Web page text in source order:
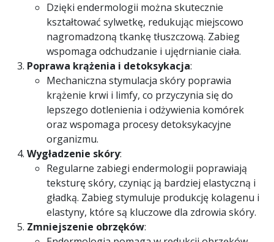
Dzięki endermologii można skutecznie
kształtować sylwetkę, redukując miejscowo
nagromadzoną tkankę tłuszczową. Zabieg
wspomaga odchudzanie i ujędrnianie ciała.
Poprawa krążenia i detoksykacja:
Mechaniczna stymulacja skóry poprawia
krążenie krwi i limfy, co przyczynia się do
lepszego dotlenienia i odżywienia komórek
oraz wspomaga procesy detoksykacyjne
organizmu.
Wygładzenie skóry:
Regularne zabiegi endermologii poprawiają
teksturę skóry, czyniąc ją bardziej elastyczną i
gładką. Zabieg stymuluje produkcję kolagenu i
elastyny, które są kluczowe dla zdrowia skóry.
Zmniejszenie obrzęków: